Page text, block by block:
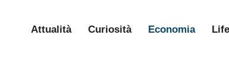
Attualità Curiosità Economia